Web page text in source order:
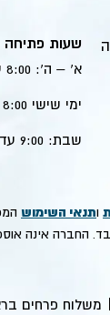
שעות פתיחה
א’ – ה': 8:00 עד 18:00
ימי שישי 8:00 עד 18:00
שבת: 9:00 עד 18:00
ותנאי השימוש
משלוח פרחים